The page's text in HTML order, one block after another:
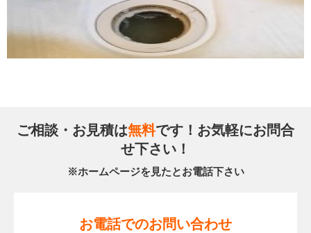
ご相談・お見積は無料です！お気軽にお問合
せ下さい！
※ホームページを見たとお電話下さい
お電話でのお問い合わせ